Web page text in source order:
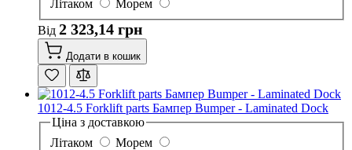
Літаком
Морем
Від 2 323,14 грн
Додати в кошик
1012-4.5 Forklift parts Бампер Bumper - Laminated Dock
Ціна з доставкою
Літаком
Морем